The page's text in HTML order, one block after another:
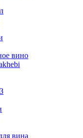
вино
вина